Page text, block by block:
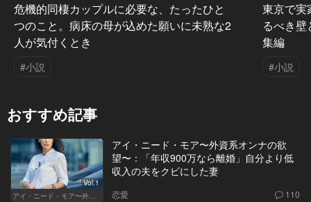
危機的同棲カップルに必要な、たったひと
つのこと。病床の母が込めた願いに未熟な2
人が気付くとき
#小説
東京で実
るべき
集編
#小説
おすすめ記事
Vol.1
アイ・ニード・モア〜外資系オンナの欲望〜
アイ・ニード・モア〜外資系オンナの欲
望〜：「年収900万なら離婚」自分より低
収入の夫をクビにした妻
恋愛 110